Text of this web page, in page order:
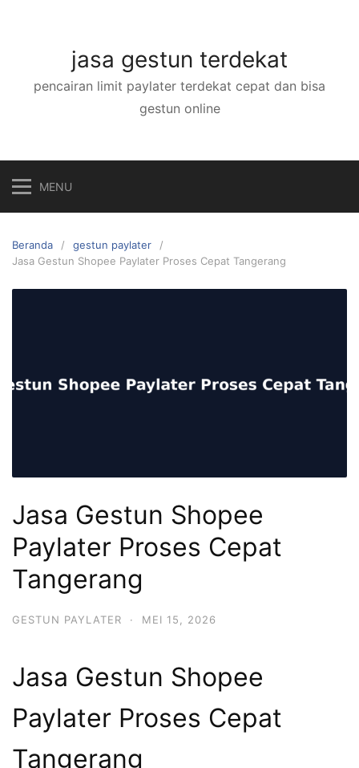
jasa gestun terdekat
pencairan limit paylater terdekat cepat dan bisa
gestun online
MENU
Beranda
gestun paylater
Jasa Gestun Shopee Paylater Proses Cepat Tangerang
Jasa Gestun Shopee
Paylater Proses Cepat
Tangerang
GESTUN PAYLATER · MEI 15, 2026
Jasa Gestun Shopee
Paylater Proses Cepat
Tangerang